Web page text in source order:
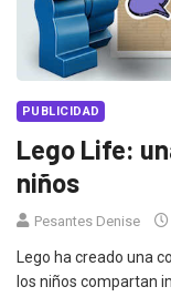
PUBLICIDAD
Lego Life:
niños
Pesantes Denise
Lego ha creado una
los niños compartan